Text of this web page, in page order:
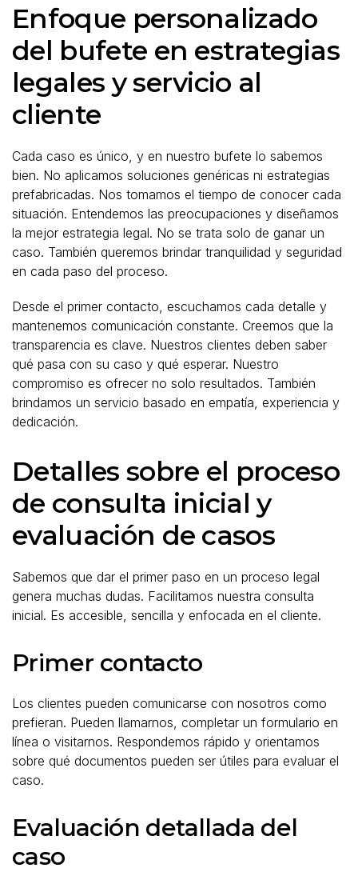
Enfoque personalizado
del bufete en estrategias
legales y servicio al
cliente
Cada caso es único, y en nuestro bufete lo sabemos
bien. No aplicamos soluciones genéricas ni estrategias
prefabricadas. Nos tomamos el tiempo de conocer cada
situación. Entendemos las preocupaciones y diseñamos
la mejor estrategia legal. No se trata solo de ganar un
caso. También queremos brindar tranquilidad y seguridad
en cada paso del proceso.
Desde el primer contacto, escuchamos cada detalle y
mantenemos comunicación constante. Creemos que la
transparencia es clave. Nuestros clientes deben saber
qué pasa con su caso y qué esperar. Nuestro
compromiso es ofrecer no solo resultados. También
brindamos un servicio basado en empatía, experiencia y
dedicación.
Detalles sobre el proceso
de consulta inicial y
evaluación de casos
Sabemos que dar el primer paso en un proceso legal
genera muchas dudas. Facilitamos nuestra consulta
inicial. Es accesible, sencilla y enfocada en el cliente.
Primer contacto
Los clientes pueden comunicarse con nosotros como
prefieran. Pueden llamarnos, completar un formulario en
línea o visitarnos. Respondemos rápido y orientamos
sobre qué documentos pueden ser útiles para evaluar el
caso.
Evaluación detallada del
caso